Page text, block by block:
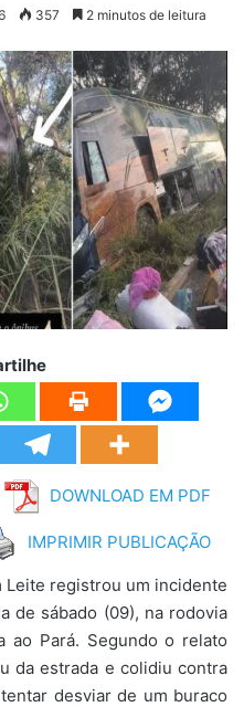
357 2 minutos de leitura
DOWNLOAD EM PDF
IMPRIMIR PUBLICAÇÃO
Leite registrou um incidente
de sábado (09), na rodovia
ao Pará. Segundo o relato
da estrada e colidiu contra
desviar de um buraco